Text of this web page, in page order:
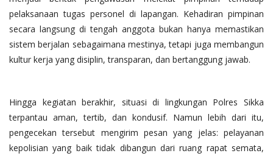
pelaksanaan tugas personel di lapangan. Kehadiran pimpinan
secara langsung di tengah anggota bukan hanya memastikan
sistem berjalan sebagaimana mestinya, tetapi juga membangun
kultur kerja yang disiplin, transparan, dan bertanggung jawab.
Hingga kegiatan berakhir, situasi di lingkungan Polres Sikka
terpantau aman, tertib, dan kondusif. Namun lebih dari itu,
pengecekan tersebut mengirim pesan yang jelas: pelayanan
kepolisian yang baik tidak dibangun dari ruang rapat semata,